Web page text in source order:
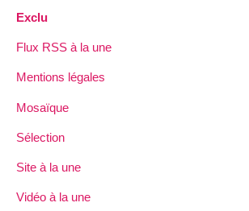
Exclu
Flux RSS à la une
Mentions légales
Mosaïque
Sélection
Site à la une
Vidéo à la une